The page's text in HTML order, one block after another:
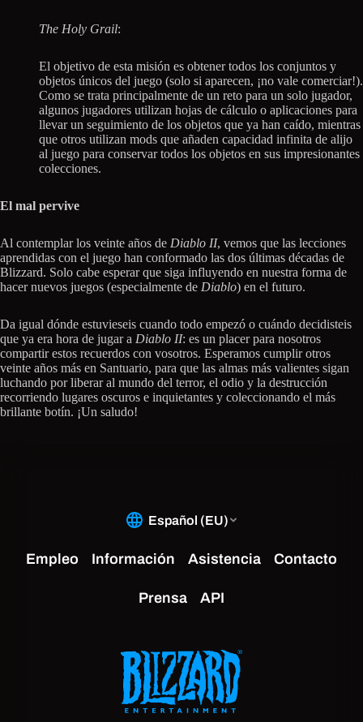
The Holy Grail:
El objetivo de esta misión es obtener todos los conjuntos y
objetos únicos del juego (solo si aparecen, ¡no vale comerciar!).
Como se trata principalmente de un reto para un solo jugador,
algunos jugadores utilizan hojas de cálculo o aplicaciones para
llevar un seguimiento de los objetos que ya han caído, mientras
que otros utilizan mods que añaden capacidad infinita de alijo
al juego para conservar todos los objetos en sus impresionantes
colecciones.
El mal pervive
Al contemplar los veinte años de Diablo II, vemos que las lecciones
aprendidas con el juego han conformado las dos últimas décadas de
Blizzard. Solo cabe esperar que siga influyendo en nuestra forma de
hacer nuevos juegos (especialmente de Diablo) en el futuro.
Da igual dónde estuvieseis cuando todo empezó o cuándo decidisteis
que ya era hora de jugar a Diablo II: es un placer para nosotros
compartir estos recuerdos con vosotros. Esperamos cumplir otros
veinte años más en Santuario, para que las almas más valientes sigan
luchando por liberar al mundo del terror, el odio y la destrucción
recorriendo lugares oscuros e inquietantes y coleccionando el más
brillante botín. ¡Un saludo!